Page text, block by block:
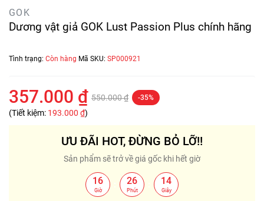
GOK
Dương vật giả GOK Lust Passion Plus chính hãng
Tình trạng: Còn hàng Mã SKU: SP000921
357.000 ₫ 550.000 ₫ -35%
(Tiết kiệm: 193.000 ₫)
ƯU ĐÃI HOT, ĐỪNG BỎ LỠ!!
Sản phẩm sẽ trở về giá gốc khi hết giờ
16
Giờ
26
Phút
14
Giây